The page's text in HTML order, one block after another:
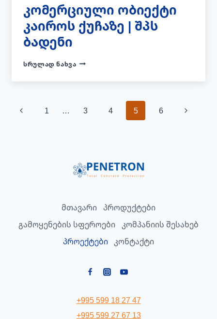
კომერციული ობიექტი
კაიროს ქუჩაზე | შპს
ბადენი
ᲡᲠᲣᲚᲐᲓ ᲜᲐᲮᲕᲐ ᲙᲝᲛᲔᲠᲪᲘᲣᲚᲘ
ᲙᲐᲘᲠᲝᲡ
ᲨᲞᲡ
Page
Previous1 … 3 4 5 6
Next
მთავარი პროდუქტები
გამოყენების სფეროები კომპანიის შესახებ
პროექტები კონტაქტი
+995 599 18 27 47
+995 599 27 67 13